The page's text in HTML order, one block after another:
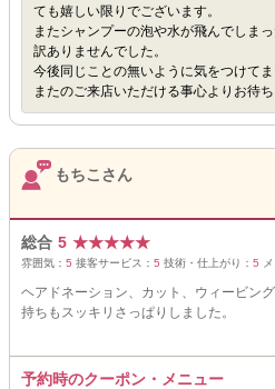
ても嬉しい限りでございます。
またシャンプーの泡や水が飛んでしま
訳ありませんでした。
今後同じことの無いように気をつけてま
またのご来店いただける事心よりお待ち
もちこさん
総合 5 ★★★★★
雰囲気： 5 接客サービス： 5 技術・仕上がり： 5
ヘアドネーション、カット、ウィービン
持ちもスッキリさっぱりしました。
予約時のクーポン・メニュー